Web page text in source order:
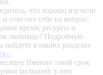
что хорошо изучили
ответьте себе на вопрос:
время, ресурсы и
любимце? Подробную
в наших разделах
.
Именно такой срок
малышей: у них